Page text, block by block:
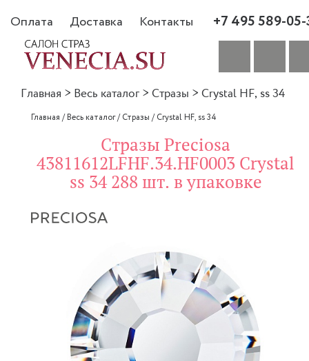
Оплата Доставка Контакты +7 495 589-
Главная > Весь каталог > Стразы > Crystal HF, ss 34
Главная /Весь каталог/Стразы /Crystal HF, ss 34
Стразы Preciosa
43811612LFHF.34.HF0003 Crystal
ss 34 288 шт. в упаковке